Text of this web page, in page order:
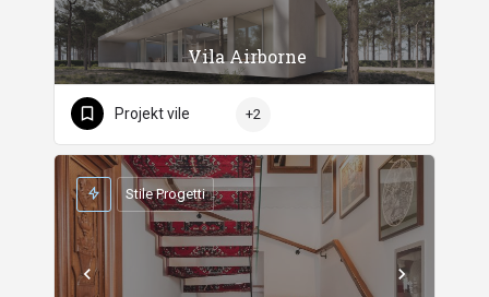
Vila Airborne
Projekt vile +2
Stile Progetti